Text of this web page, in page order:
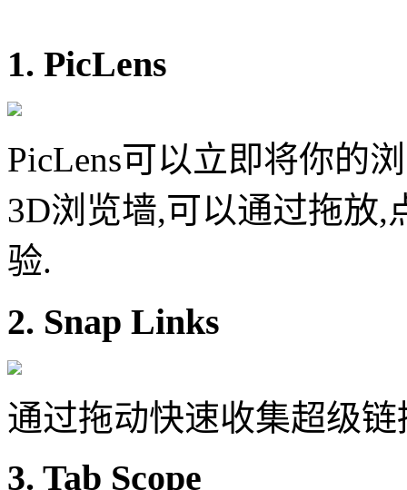
1. PicLens
PicLens可以立即将你的
3D浏览墙,可以通过拖放,
验.
2. Snap Links
通过拖动快速收集超级链
3. Tab Scope